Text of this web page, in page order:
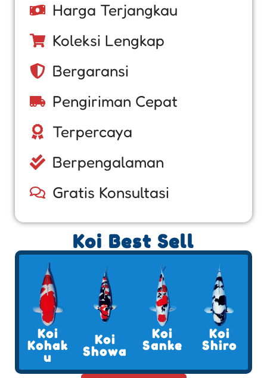
Harga Terjangkau
Koleksi Lengkap
Bergaransi
Pengiriman Cepat
Terpercaya
Berpengalaman
Gratis Konsultasi
Koi Best Sell
Koi
Kohak
u
Koi
Showa
Koi
Sanke
Koi
Shiro